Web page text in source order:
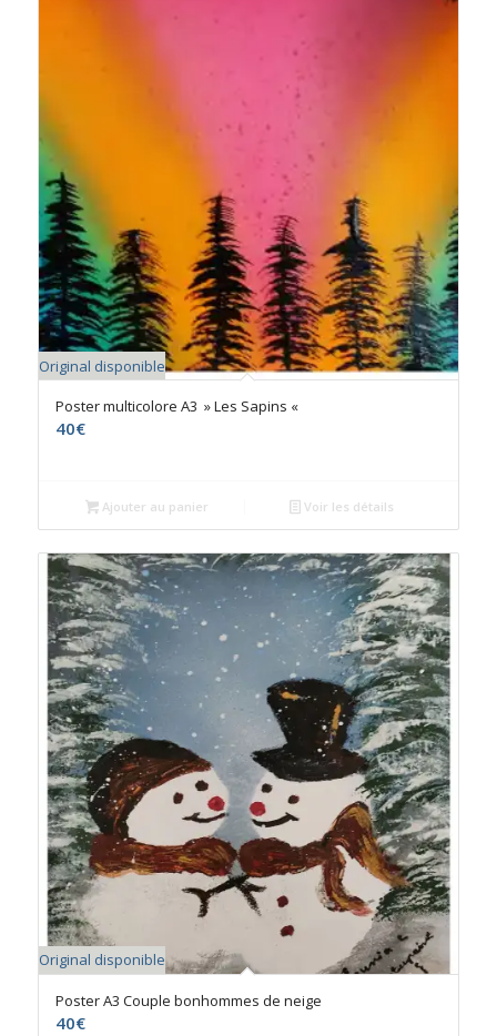
Original disponible
Poster multicolore A3 » Les Sapins «
40€
Ajouter au panier Voir les détails
Original disponible
Poster A3 Couple bonhommes de neige
40€